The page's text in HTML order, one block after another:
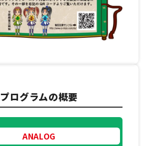
プログラムの概要
ANALOG